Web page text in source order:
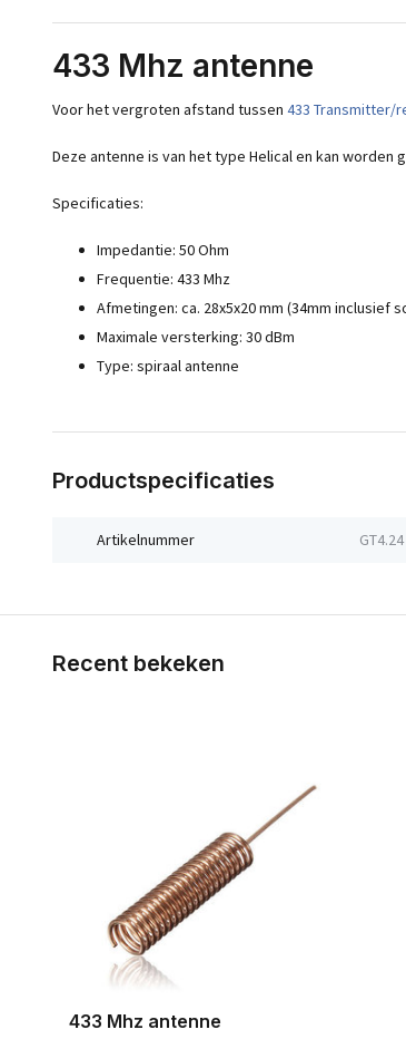
433 Mhz antenne
Voor het vergroten afstand tussen 433 Transmitter/
Deze antenne is van het type Helical en kan
Specificaties:
Impedantie: 50 Ohm
Frequentie: 433 Mhz
Afmetingen: ca. 28x5x20 mm (34mm inclusief
Maximale versterking: 30 dBm
Type: spiraal antenne
Productspecificaties
Artikelnummer GT4.24
Recent bekeken
433 Mhz antenne